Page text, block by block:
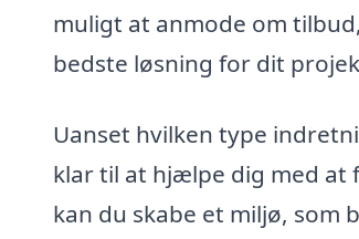
muligt at anmode om
bedste løsning for dit
Uanset hvilken type
klar til at hjælpe dig med
kan du skabe et miljø, som